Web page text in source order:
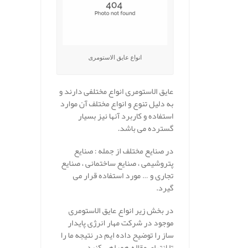
انواع عایق الاستومری
عایق الاستومری انواع مختلفی دارند و
به دلیل تنوع و انواع مختلف آن موارد
استفاده و کاربرد آنها نیز بسیار
گسترده می باشد.
در صنایع مختلف از جمله : صنایع
پتروشیمی ، صنایع ساختمانی ، صنایع
تجاری و … مورد استفاده قرار می
گیرد.
در بخش زیر انواع عایق الاستومری
موجود در شرکت مهار انرژی پایدار
ساز را توضیح داده ایم در نتیجه ما را